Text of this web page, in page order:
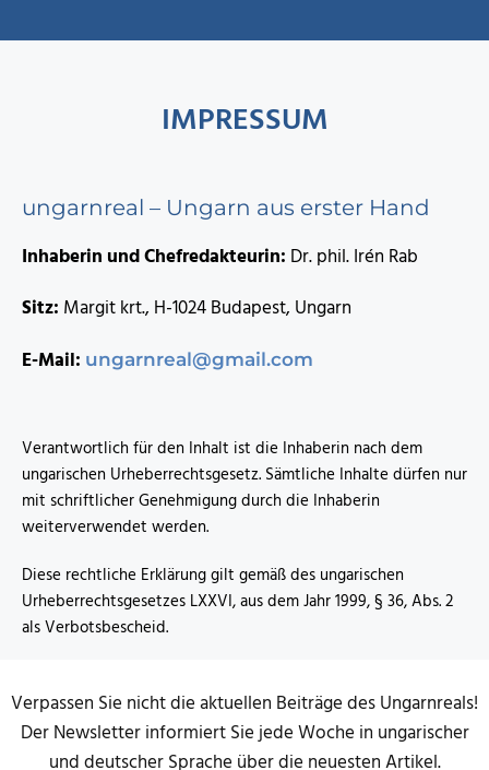
IMPRESSUM
ungarnreal – Ungarn aus erster Hand
Inhaberin und Chefredakteurin: Dr. phil. Irén Rab
Sitz: Margit krt., H-1024 Budapest, Ungarn
E-Mail: ungarnreal@gmail.com
Verantwortlich für den Inhalt ist die Inhaberin nach dem
ungarischen Urheberrechtsgesetz. Sämtliche Inhalte dürfen nur
mit schriftlicher Genehmigung durch die Inhaberin
weiterverwendet werden.
Diese rechtliche Erklärung gilt gemäß des ungarischen
Urheberrechtsgesetzes LXXVI, aus dem Jahr 1999, § 36, Abs. 2
als Verbotsbescheid.
Verpassen Sie nicht die aktuellen Beiträge des Ungarnreals!
Der Newsletter informiert Sie jede Woche in ungarischer
und deutscher Sprache über die neuesten Artikel.